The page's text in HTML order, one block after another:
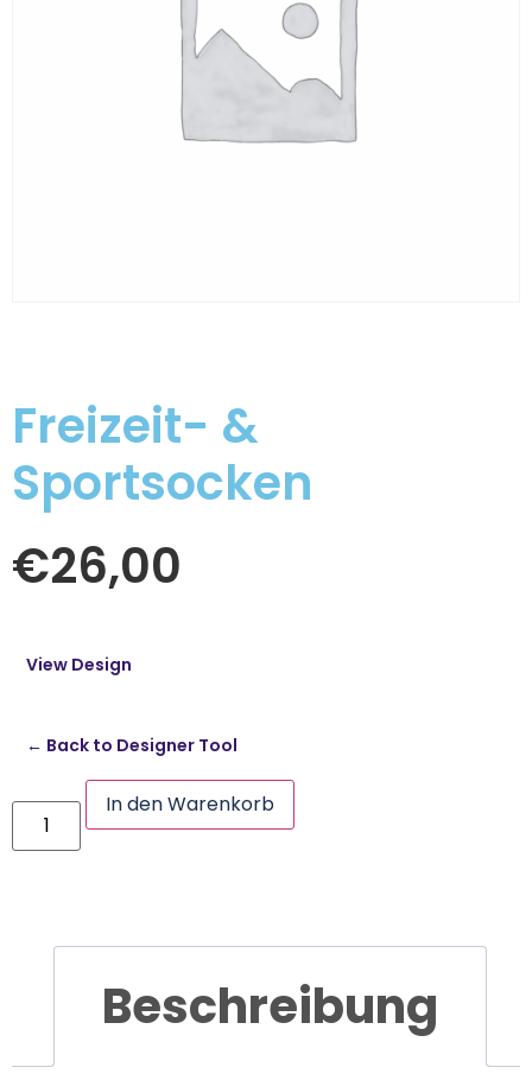
Freizeit- &
Sportsocken
€26,00
View Design
← Back to Designer Tool
In den Warenkorb
Beschreibung